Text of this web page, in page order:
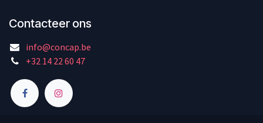
Contacteer ons
info@concap.be
+32 14 22 60 47